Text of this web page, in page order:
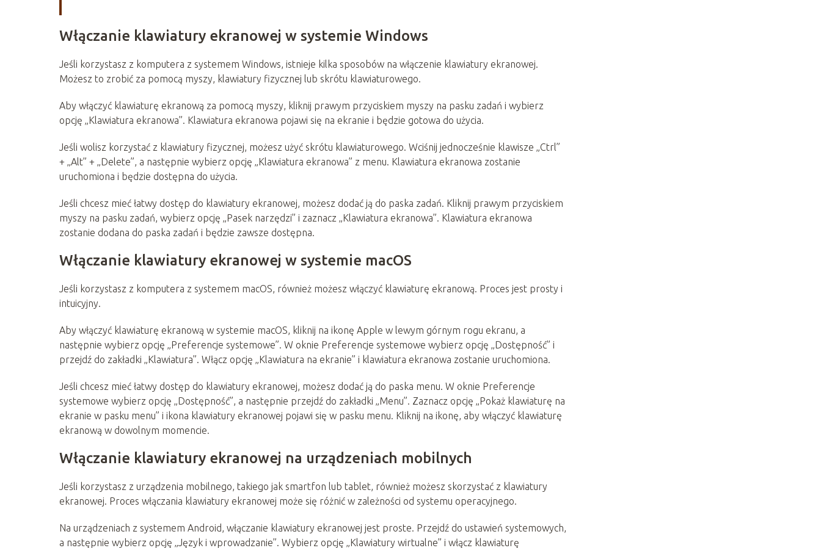
Włączanie klawiatury ekranowej w systemie Windows
Jeśli korzystasz z komputera z systemem Windows, istnieje kilka sposobów na włączenie klawiatury ekranowej.
Możesz to zrobić za pomocą myszy, klawiatury fizycznej lub skrótu klawiaturowego.
Aby włączyć klawiaturę ekranową za pomocą myszy, kliknij prawym przyciskiem myszy na pasku zadań i wybierz
opcję „Klawiatura ekranowa”. Klawiatura ekranowa pojawi się na ekranie i będzie gotowa do użycia.
Jeśli wolisz korzystać z klawiatury fizycznej, możesz użyć skrótu klawiaturowego. Wciśnij jednocześnie klawisze „Ctrl”
+ „Alt” + „Delete”, a następnie wybierz opcję „Klawiatura ekranowa” z menu. Klawiatura ekranowa zostanie
uruchomiona i będzie dostępna do użycia.
Jeśli chcesz mieć łatwy dostęp do klawiatury ekranowej, możesz dodać ją do paska zadań. Kliknij prawym przyciskiem
myszy na pasku zadań, wybierz opcję „Pasek narzędzi” i zaznacz „Klawiatura ekranowa”. Klawiatura ekranowa
zostanie dodana do paska zadań i będzie zawsze dostępna.
Włączanie klawiatury ekranowej w systemie macOS
Jeśli korzystasz z komputera z systemem macOS, również możesz włączyć klawiaturę ekranową. Proces jest prosty i
intuicyjny.
Aby włączyć klawiaturę ekranową w systemie macOS, kliknij na ikonę Apple w lewym górnym rogu ekranu, a
następnie wybierz opcję „Preferencje systemowe”. W oknie Preferencje systemowe wybierz opcję „Dostępność” i
przejdź do zakładki „Klawiatura”. Włącz opcję „Klawiatura na ekranie” i klawiatura ekranowa zostanie uruchomiona.
Jeśli chcesz mieć łatwy dostęp do klawiatury ekranowej, możesz dodać ją do paska menu. W oknie Preferencje
systemowe wybierz opcję „Dostępność”, a następnie przejdź do zakładki „Menu”. Zaznacz opcję „Pokaż klawiaturę na
ekranie w pasku menu” i ikona klawiatury ekranowej pojawi się w pasku menu. Kliknij na ikonę, aby włączyć klawiaturę
ekranową w dowolnym momencie.
Włączanie klawiatury ekranowej na urządzeniach mobilnych
Jeśli korzystasz z urządzenia mobilnego, takiego jak smartfon lub tablet, również możesz skorzystać z klawiatury
ekranowej. Proces włączania klawiatury ekranowej może się różnić w zależności od systemu operacyjnego.
Na urządzeniach z systemem Android, włączanie klawiatury ekranowej jest proste. Przejdź do ustawień systemowych,
a następnie wybierz opcję „Język i wprowadzanie”. Wybierz opcję „Klawiatury wirtualne” i włącz klawiaturę